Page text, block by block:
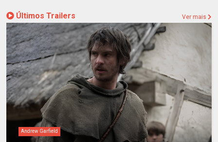
Últimos Trailers Ver mais
Andrew Garfield